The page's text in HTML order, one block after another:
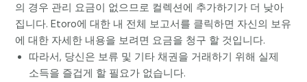
의 경우 관리 요금이 없으므로 컬렉션에 추가하기가 더 낮아
집니다. Etoro에 대한 내 전체 보고서를 클릭하면 자신의 보유
에 대한 자세한 내용을 보려면 요금을 청구 할 것입니다.
따라서, 당신은 보류 및 기타 채권을 거래하기 위해 실제
소득을 즐겁게 할 필요가 없습니다.